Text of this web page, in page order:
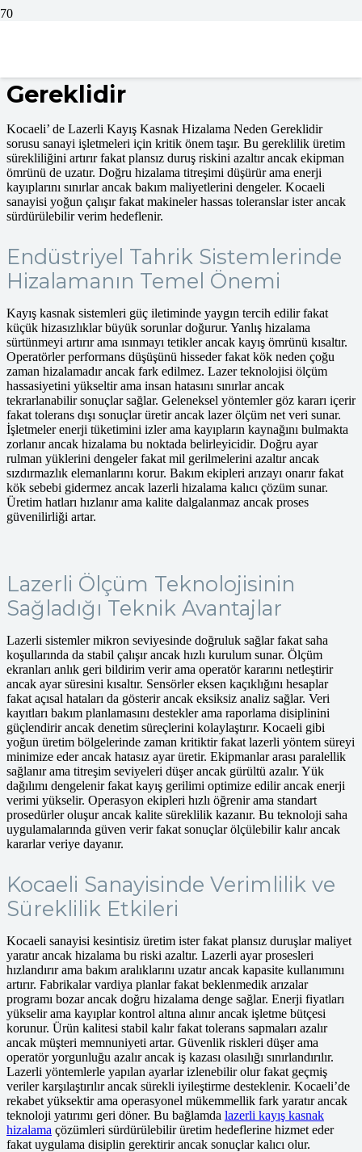
Gereklidir
Kocaeli’ de Lazerli Kayış Kasnak Hizalama Neden Gereklidir
sorusu sanayi işletmeleri için kritik önem taşır. Bu gereklilik üretim
sürekliliğini artırır fakat plansız duruş riskini azaltır ancak ekipman
ömrünü de uzatır. Doğru hizalama titreşimi düşürür ama enerji
kayıplarını sınırlar ancak bakım maliyetlerini dengeler. Kocaeli
sanayisi yoğun çalışır fakat makineler hassas toleranslar ister ancak
sürdürülebilir verim hedeflenir.
Endüstriyel Tahrik Sistemlerinde
Hizalamanın Temel Önemi
Kayış kasnak sistemleri güç iletiminde yaygın tercih edilir fakat
küçük hizasızlıklar büyük sorunlar doğurur. Yanlış hizalama
sürtünmeyi artırır ama ısınmayı tetikler ancak kayış ömrünü kısaltır.
Operatörler performans düşüşünü hisseder fakat kök neden çoğu
zaman hizalamadır ancak fark edilmez. Lazer teknolojisi ölçüm
hassasiyetini yükseltir ama insan hatasını sınırlar ancak
tekrarlanabilir sonuçlar sağlar. Geleneksel yöntemler göz kararı içerir
fakat tolerans dışı sonuçlar üretir ancak lazer ölçüm net veri sunar.
İşletmeler enerji tüketimini izler ama kayıpların kaynağını bulmakta
zorlanır ancak hizalama bu noktada belirleyicidir. Doğru ayar
rulman yüklerini dengeler fakat mil gerilmelerini azaltır ancak
sızdırmazlık elemanlarını korur. Bakım ekipleri arızayı onarır fakat
kök sebebi gidermez ancak lazerli hizalama kalıcı çözüm sunar.
Üretim hatları hızlanır ama kalite dalgalanmaz ancak proses
güvenilirliği artar.
Lazerli Ölçüm Teknolojisinin
Sağladığı Teknik Avantajlar
Lazerli sistemler mikron seviyesinde doğruluk sağlar fakat saha
koşullarında da stabil çalışır ancak hızlı kurulum sunar. Ölçüm
ekranları anlık geri bildirim verir ama operatör kararını netleştirir
ancak ayar süresini kısaltır. Sensörler eksen kaçıklığını hesaplar
fakat açısal hataları da gösterir ancak eksiksiz analiz sağlar. Veri
kayıtları bakım planlamasını destekler ama raporlama disiplinini
güçlendirir ancak denetim süreçlerini kolaylaştırır. Kocaeli gibi
yoğun üretim bölgelerinde zaman kritiktir fakat lazerli yöntem süreyi
minimize eder ancak hatasız ayar üretir. Ekipmanlar arası paralellik
sağlanır ama titreşim seviyeleri düşer ancak gürültü azalır. Yük
dağılımı dengelenir fakat kayış gerilimi optimize edilir ancak enerji
verimi yükselir. Operasyon ekipleri hızlı öğrenir ama standart
prosedürler oluşur ancak kalite süreklilik kazanır. Bu teknoloji saha
uygulamalarında güven verir fakat sonuçlar ölçülebilir kalır ancak
kararlar veriye dayanır.
Kocaeli Sanayisinde Verimlilik ve
Süreklilik Etkileri
Kocaeli sanayisi kesintisiz üretim ister fakat plansız duruşlar maliyet
yaratır ancak hizalama bu riski azaltır. Lazerli ayar prosesleri
hızlandırır ama bakım aralıklarını uzatır ancak kapasite kullanımını
artırır. Fabrikalar vardiya planlar fakat beklenmedik arızalar
programı bozar ancak doğru hizalama denge sağlar. Enerji fiyatları
yükselir ama kayıplar kontrol altına alınır ancak işletme bütçesi
korunur. Ürün kalitesi stabil kalır fakat tolerans sapmaları azalır
ancak müşteri memnuniyeti artar. Güvenlik riskleri düşer ama
operatör yorgunluğu azalır ancak iş kazası olasılığı sınırlandırılır.
Lazerli yöntemlerle yapılan ayarlar izlenebilir olur fakat geçmiş
veriler karşılaştırılır ancak sürekli iyileştirme desteklenir. Kocaeli’de
rekabet yüksektir ama operasyonel mükemmellik fark yaratır ancak
teknoloji yatırımı geri döner. Bu bağlamda lazerli kayış kasnak
hizalama çözümleri sürdürülebilir üretim hedeflerine hizmet eder
fakat uygulama disiplin gerektirir ancak sonuçlar kalıcı olur.